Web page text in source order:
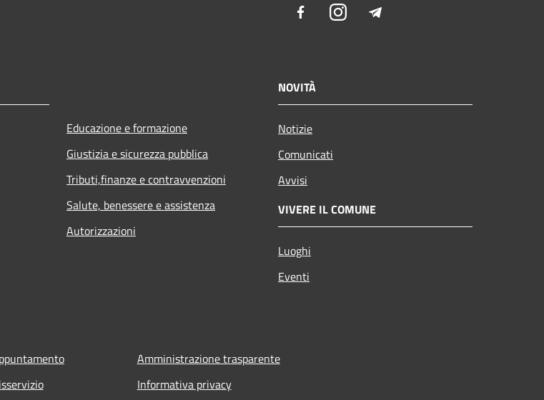
FacebookInstagram
Educazione e formazione
Giustizia e sicurezza pubblica
Tributi,finanze e contravvenzioni
Salute, benessere e assistenza
Autorizzazioni
NOVITÀ
Notizie
Comunicati
Avvisi
VIVERE IL COMUNE
Luoghi
Eventi
Amministrazione trasparente
Informativa privacy